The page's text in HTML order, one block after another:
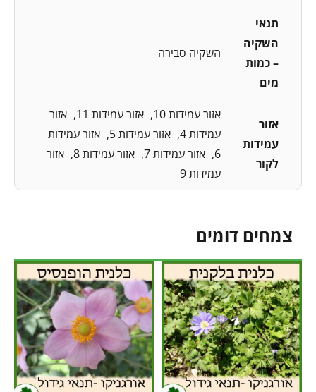
תנאי
השקיה
– כמות
מים
השקיה סבירה
אזור
עמידות
לקור
אזור עמידות 10 אזור עמידות 11
אזור
עמידות 4
אזור עמידות 5
אזור עמידות
6
אזור עמידות 7 אזור עמידות 8
אזור
עמידות 9
צמחים דומים